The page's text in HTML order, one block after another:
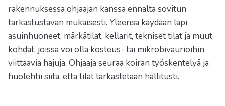
rakennuksessa ohjaajan kanssa ennalta sovitun
tarkastustavan mukaisesti. Yleensä käydään läpi
asuinhuoneet, märkätilat, kellarit, tekniset tilat ja muut
kohdat, joissa voi olla kosteus- tai mikrobivaurioihin
viittaavia hajuja. Ohjaaja seuraa koiran työskentelyä ja
huolehtii siitä, että tilat tarkastetaan hallitusti.